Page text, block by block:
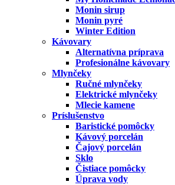
Monin sirup
Monin pyré
Winter Edition
Kávovary
Alternatívna príprava
Profesionálne kávovary
Mlynčeky
Ručné mlynčeky
Elektrické mlynčeky
Mlecie kamene
Príslušenstvo
Baristické pomôcky
Kávový porcelán
Čajový porcelán
Sklo
Čistiace pomôcky
Úprava vody